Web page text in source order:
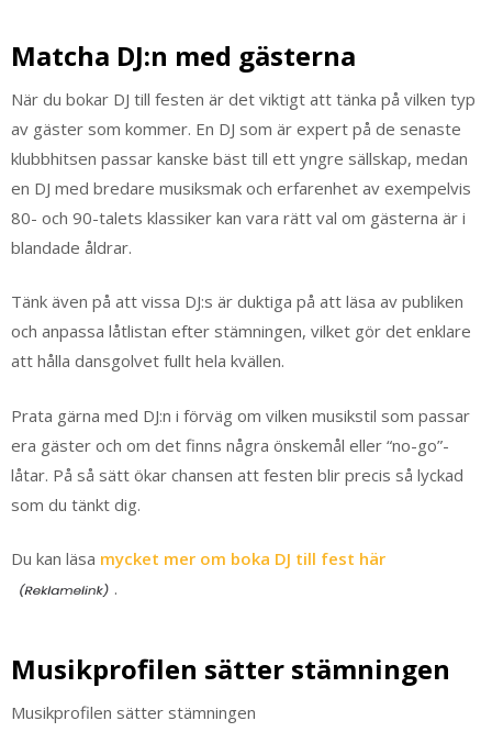
Matcha DJ:n med gästerna
När du bokar DJ till festen är det viktigt att tänka på vilken typ
av gäster som kommer. En DJ som är expert på de senaste
klubbhitsen passar kanske bäst till ett yngre sällskap, medan
en DJ med bredare musiksmak och erfarenhet av exempelvis
80- och 90-talets klassiker kan vara rätt val om gästerna är i
blandade åldrar.
Tänk även på att vissa DJ:s är duktiga på att läsa av publiken
och anpassa låtlistan efter stämningen, vilket gör det enklare
att hålla dansgolvet fullt hela kvällen.
Prata gärna med DJ:n i förväg om vilken musikstil som passar
era gäster och om det finns några önskemål eller “no-go”-
låtar. På så sätt ökar chansen att festen blir precis så lyckad
som du tänkt dig.
Du kan läsa mycket mer om boka DJ till fest här
.
Musikprofilen sätter stämningen
Musikprofilen sätter stämningen